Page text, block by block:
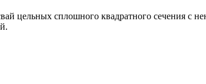
цельных сплошного квадратного сечения с